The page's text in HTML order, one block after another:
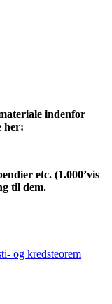
indenfor
her:
etc. (1.000’vis
til dem.
og kredsteorem